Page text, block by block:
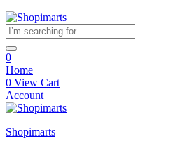
0
Home
0 View Cart
Account
Shopimarts